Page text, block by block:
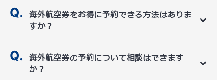
海外航空券をお得に予約できる方法はありま
すか？
海外航空券の予約について相談はできます
か？